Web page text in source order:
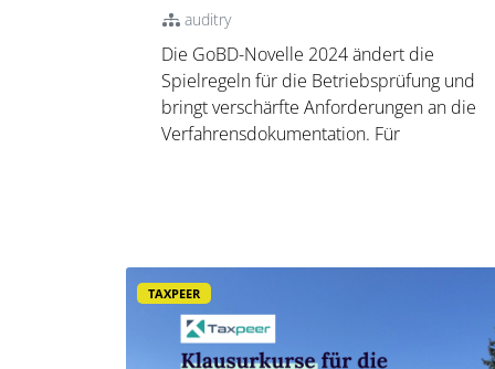
auditry
Die GoBD-Novelle 2024 ändert die
Spielregeln für die Betriebsprüfung und
bringt verschärfte Anforderungen an die
Verfahrensdokumentation. Für
unterstützen, ...
TAXPEER